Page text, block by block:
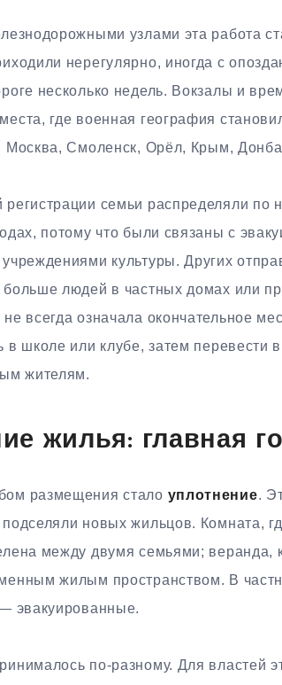
узлами эта работа
нерегулярно, иногда с
несколько недель. Вокзалы и
где военная география
Москва, Смоленск, Орёл, Крым,
регистрации семьи распределяли по
потому что были связаны с
культуры. Других
людей в частных домах или
всегда означала окончательное
в школе или клубе, затем перевести
жителям.
жилья: главная
размещения стало уплотнение.
новых жильцов. Комната,
между двумя семьями; веранда,
жилым пространством. В
эвакуированные.
по-разному. Для властей